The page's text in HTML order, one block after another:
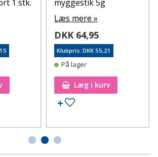
1 stk.
myggestik 5g
Læs mere »
DKK 64,95
Klubpris: DKK 55,21
På lager
Læg i kurv
Tilføj til ønskeseddel